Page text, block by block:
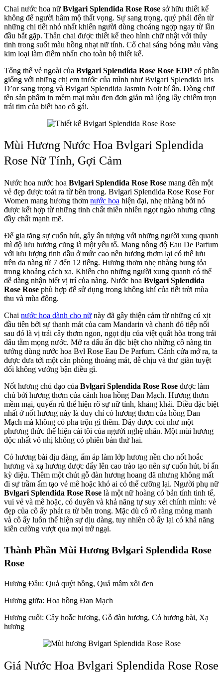
Chai nước hoa nữ Bvlgari Splendida Rose Rose sở hữu thiết kế
không để người hâm mộ thất vọng. Sự sang trọng, quý phái đến từ
những chi tiết nhỏ nhất khiến người dùng choáng ngợp ngay từ lần
đầu bắt gặp. Thân chai được thiết kế theo hình chữ nhật với thủy
tinh trong suốt màu hồng nhạt nữ tính. Cổ chai sáng bóng màu vàng
kim loại làm điểm nhấn cho toàn bộ thiết kế.
Tổng thể vẻ ngoài của Bvlgari Splendida Rose Rose EDP có phần
giống với những chị em trước của mình như Bvlgari Splendida Iris
D’or sang trọng và Bvlgari Splendida Jasmin Noir bí ẩn. Dòng chữ
tên sản phẩm in mềm mại màu đen đơn giản mà lộng lẫy chiếm trọn
trái tim của biết bao cô gái.
Mùi Hương Nước Hoa Bvlgari Splendida
Rose Nữ Tính, Gợi Cảm
Nước hoa nước hoa Bvlgari Splendida Rose Rose mang đến một
vẻ đẹp được toát ra từ bên trong. Bvlgari Splendida Rose Rose For
Women mang hương thơm nước hoa hiện đại, nhẹ nhàng bởi nó
được kết hợp từ những tinh chất thiên nhiên ngọt ngào nhưng cũng
đầy chất mạnh mẽ.
Để gia tăng sự cuốn hút, gây ấn tượng với những người xung quanh
thì độ lưu hương cũng là một yếu tố. Mang nồng độ Eau De Parfum
với lưu lượng tinh dầu ở mức cao nên hương thơm lại có thể lưu
trên da nàng từ 7 đến 12 tiếng. Hương thơm nhẹ nhàng bung tỏa
trong khoảng cách xa. Khiến cho những người xung quanh có thể
dễ dàng nhận biết vị trí của nàng. Nước hoa Bvlgari Splendida
Rose Rose phù hợp để sử dụng trong không khí của tiết trời mùa
thu và mùa đông.
Chai nước hoa dành cho nữ này đã gây thiện cảm từ những cú xịt
đầu tiên bởi sự thanh mát của cam Mandarin và chanh đỏ tiếp nối
sau đó là vị trái cây thơm ngon, ngọt dịu của việt quất hòa trong trái
dâu tằm mọng nước. Mở ra dấu ấn đặc biệt cho những cô nàng tin
tưởng dùng nước hoa Bvl Rose Eau De Parfum. Cánh cửa mở ra, ta
được đưa tới một căn phòng thoáng mát, dễ chịu và thư giãn tuyệt
đối không vướng bận điều gì.
Nốt hương chủ đạo của Bvlgari Splendida Rose Rose được làm
chủ bởi hương thơm của cánh hoa hồng Đan Mạch. Hương thơm
mềm mại, quyến rũ thể hiện rõ sự nữ tính, khảng khái. Điều đặc biệt
nhất ở nốt hương này là duy chỉ có hương thơm của hồng Đan
Mạch mà không có pha trộn gì thêm. Đây được coi như một
phương thức thể hiện cái tôi của người nghệ nhân. Một mùi hương
độc nhất vô nhị không có phiên bản thứ hai.
Cỏ hương bài dịu dàng, ấm áp làm lớp hương nền cho nốt hoắc
hương và xạ hương được đẩy lên cao trào tạo nên sự cuốn hút, bí ẩn
kỳ diệu. Thêm một chút gỗ đàn hương hoang dã nhưng không mất
đi sự trầm ấm tạo vẻ mê hoặc khó ai có thể cưỡng lại. Người phụ nữ
Bvlgari Splendida Rose Rose là một nữ hoàng có bản tính tinh tế,
vui vẻ và mê hoặc, có duyên và khả năng tự suy xét chính mình: vẻ
đẹp của cô ấy phát ra từ bên trong. Mặc dù cô rõ ràng mỏng manh
và cô ấy luôn thể hiện sự dịu dàng, tuy nhiên cô ấy lại có khả năng
kiên cường vượt qua mọi trở ngại.
Thành Phần Mùi Hương Bvlgari Splendida Rose
Rose
Hương Đầu: Quả quýt hồng, Quả mâm xôi đen
Hương giữa: Hoa hồng Đan Mạch
Hương cuối: Cây hoắc hương, Gỗ đàn hương, Cỏ hương bài, Xạ
hương
Giá Nước Hoa Bvlgari Splendida Rose Rose